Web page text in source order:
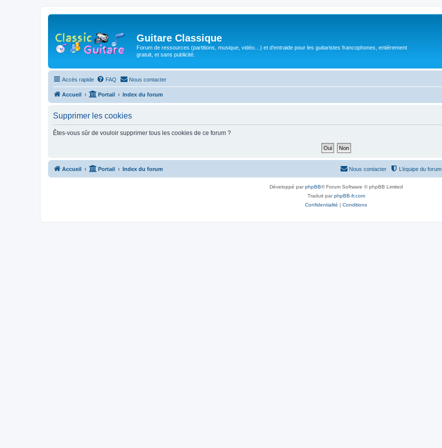
Guitare Classique
Forum de ressources (partitions, musique, vidéo…) et d'entraide pour les guitaristes francophones, entièrement
gratuit, et sans publicité.
Accès rapide FAQ Nous contacter
Accueil Portail Index du forum
Supprimer les cookies
Êtes-vous sûr de vouloir supprimer tous les cookies de ce forum ?
Accueil Portail Index du forum L’équipe du forum
Nous contacter
Développé parphpBB® Forum Software © phpBB Limited
Traduit parphpBB-fr.com
Confidentialité | Conditions